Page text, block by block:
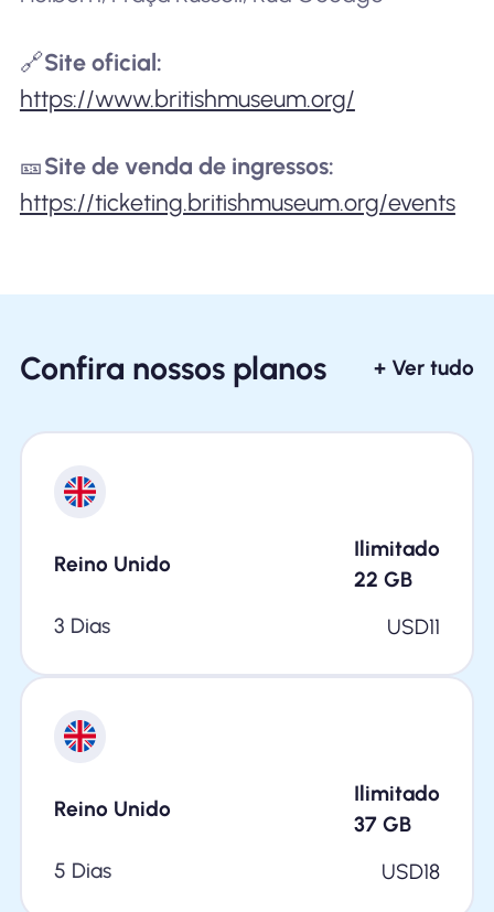
🔗Site oficial:
https://www.britishmuseum.org/
🎫Site de venda de ingressos:
https://ticketing.britishmuseum.org/events
Confira nossos planos + Ver tudo
Reino Unido
Ilimitado
22 GB
3 Dias
USD11
Reino Unido
Ilimitado
37 GB
5 Dias
USD18